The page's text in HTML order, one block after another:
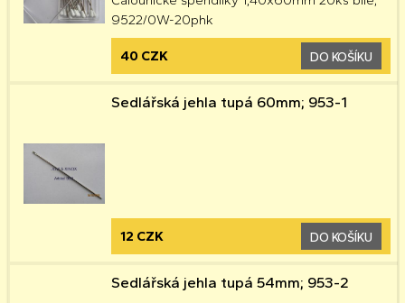
9522/0W-20phk
40 CZK DO KOŠÍKU
Sedlářská jehla tupá 60mm; 953-1
12 CZK DO KOŠÍKU
Sedlářská jehla tupá 54mm; 953-2